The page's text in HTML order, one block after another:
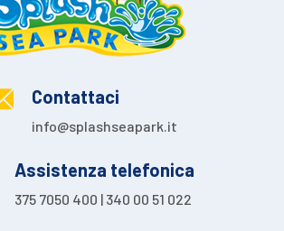
Contattaci
info@splashseapark.it
Assistenza telefonica
375 7050 400 | 340 00 51 022